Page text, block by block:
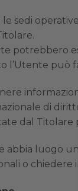
le sedi
potrebbero
l’Utente può
di
dal Titolare
abbia luogo
o